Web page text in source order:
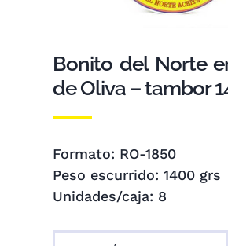
Bonito del Norte
de Oliva – tambor
Formato: RO-1850
Peso escurrido: 1400 grs
Unidades/caja: 8